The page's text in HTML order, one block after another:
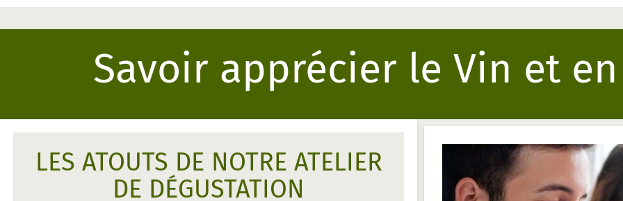
Savoir apprécier le Vin et
LES ATOUTS DE NOTRE ATELIER
DE DÉGUSTATION